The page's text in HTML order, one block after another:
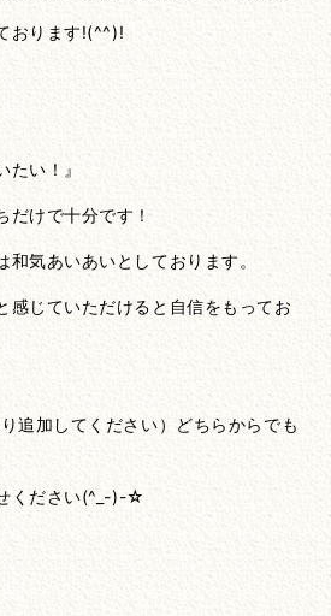
おります!(^^)!
たい！』
だけで十分です！
気あいあいとしております。
感じていただけると自信をもってお
追加してください）どちらからでも
ください(^_-)-☆